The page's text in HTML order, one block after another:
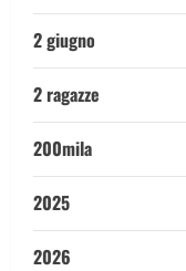
2 giugno
2 ragazze
200mila
2025
2026